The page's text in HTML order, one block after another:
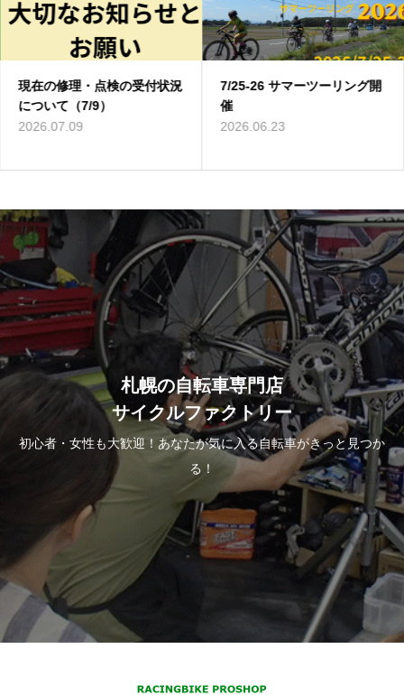
現在の修理・点検の受付状況
について（7/9）
2026.07.09
7/25-26 サマーツーリング開
催
2026.06.23
札幌の自転車専門店
サイクルファクトリー
初心者・女性も大歓迎！あなたが気に入る自転車がきっと見つか
る！